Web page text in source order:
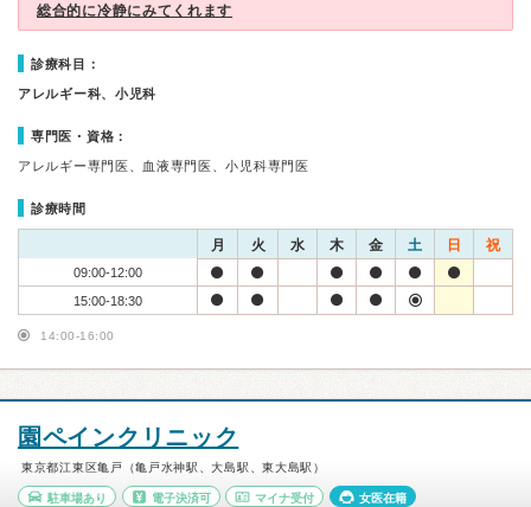
総合的に冷静にみてくれます
診療科目：
アレルギー科、小児科
専門医・資格：
アレルギー専門医、血液専門医、小児科専門医
診療時間
月 火 水 木 金 土 日 祝
09:00-12:00
15:00-18:30
14:00-16:00
園ペインクリニック
東京都江東区亀戸（亀戸水神駅、大島駅、東大島駅）
駐車場あり 電子決済可 マイナ受付 女医在籍